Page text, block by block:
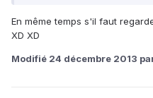
En même temps s'il faut
XD XD
Modifié 24 décembre 2013